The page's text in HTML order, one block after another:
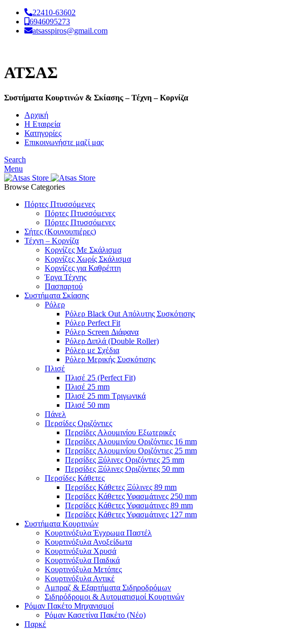
22410-63602
6946095273
atsasspiros@gmail.com
ΑΤΣΑΣ
Συστήματα Κουρτινών & Σκίασης – Τέχνη – Κορνίζα
Αρχική
Η Εταιρεία
Κατηγορίες
Επικοινωνήστε μαζί μας
Search
Menu
Browse Categories
Πόρτες Πτυσσόμενες
Πόρτες Πτυσσόμενες
Πόρτες Πτυσσόμενες
Σήτες (Κουνουπιέρες)
Τέχνη – Κορνίζα
Κορνίζες Με Σκάλισμα
Κορνίζες Χωρίς Σκάλισμα
Κορνίζες για Καθρέπτη
Έργα Τέχνης
Πασπαρτού
Συστήματα Σκίασης
Ρόλερ
Ρόλερ Black Out Απόλυτης Συσκότισης
Ρόλερ Perfect Fit
Ρόλερ Screen Διάφανα
Ρόλερ Διπλά (Double Roller)
Ρόλερ με Σχέδια
Ρόλερ Μερικής Συσκότισης
Πλισέ
Πλισέ 25 (Perfect Fit)
Πλισέ 25 mm
Πλισέ 25 mm Τριγωνικά
Πλισέ 50 mm
Πάνελ
Περσίδες Οριζόντιες
Περσίδες Αλουμινίου Εξωτερικές
Περσίδες Αλουμινίου Οριζόντιες 16 mm
Περσίδες Αλουμινίου Οριζόντιες 25 mm
Περσίδες Ξύλινες Οριζόντιες 25 mm
Περσίδες Ξύλινες Οριζόντιες 50 mm
Περσίδες Κάθετες
Περσίδες Κάθετες Ξύλινες 89 mm
Περσίδες Κάθετες Υφασμάτινες 250 mm
Περσίδες Κάθετες Υφασμάτινες 89 mm
Περσίδες Κάθετες Υφασμάτινες 127 mm
Συστήματα Κουρτινών
Κουρτινόξυλα Έγχρωμα Παστέλ
Κουρτινόξυλα Ανοξείδωτα
Κουρτινόξυλα Χρυσά
Κουρτινόξυλα Παιδικά
Κουρτινόξυλα Μετόπες
Κουρτινόξυλα Αντικέ
Αμπραζ & Εξαρτήματα Σιδηροδρόμων
Σιδηρόδρομοι & Αυτοματισμοί Κουρτινών
Ρόμαν Πακέτο Μηχανισμοί
Ρόμαν Κασετίνα Πακέτο (Νέο)
Παρκέ